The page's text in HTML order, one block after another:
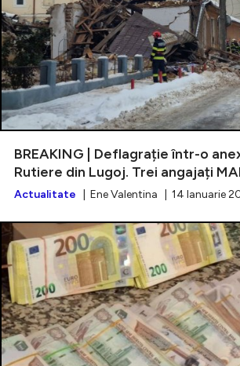
BREAKING | Deflagrație într-o
Rutiere din Lugoj. Trei angajați
Actualitate | Ene Valentina | 14 Ianuarie